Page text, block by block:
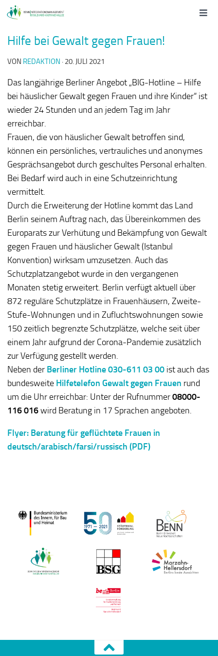
Hilfe bei Gewalt gegen Frauen!
VON REDAKTION · 20. JULI 2021
Das langjährige Berliner Angebot „BIG-Hotline – Hilfe
bei häuslicher Gewalt gegen Frauen und ihre Kinder“ ist
wieder 24 Stunden und an jedem Tag im Jahr
erreichbar.
Frauen, die von häuslicher Gewalt betroffen sind,
können ein persönliches, vertrauliches und anonymes
Gesprächsangebot durch geschultes Personal erhalten.
Bei Bedarf wird auch in eine Schutzeinrichtung
vermittelt.
Durch die Erweiterung der Hotline kommt das Land
Berlin seinem Auftrag nach, das Übereinkommen des
Europarats zur Verhütung und Bekämpfung von Gewalt
gegen Frauen und häuslicher Gewalt (Istanbul
Konvention) wirksam umzusetzen. Auch das
Schutzplatzangebot wurde in den vergangenen
Monaten stetig erweitert. Berlin verfügt aktuell über
872 reguläre Schutzplätze in Frauenhäusern, Zweite-
Stufe-Wohnungen und in Zufluchtswohnungen sowie
150 zeitlich begrenzte Schutzplätze, welche seit über
einem Jahr aufgrund der Corona-Pandemie zusätzlich
zur Verfügung gestellt werden.
Neben der Berliner Hotline 030-611 03 00 ist auch das
bundesweite Hilfetelefon Gewalt gegen Frauen rund
um die Uhr erreichbar: Unter der Rufnummer08000-
116 016wird Beratung in 17 Sprachen angeboten.
Flyer: Beratung für geflüchtete Frauen in
deutsch/arabisch/farsi/russisch (PDF)